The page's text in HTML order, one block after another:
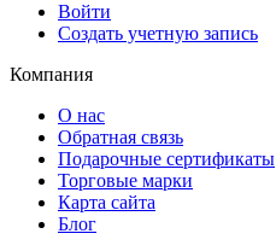
Войти
Создать учетную запись
Компания
О нас
Обратная связь
Подарочные сертификаты
Торговые марки
Карта сайта
Блог